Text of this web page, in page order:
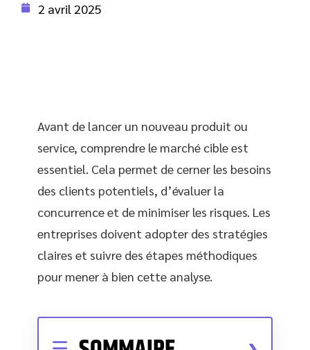
2 avril 2025
Avant de lancer un nouveau produit ou
service, comprendre le marché cible est
essentiel. Cela permet de cerner les besoins
des clients potentiels, d’évaluer la
concurrence et de minimiser les risques. Les
entreprises doivent adopter des stratégies
claires et suivre des étapes méthodiques
pour mener à bien cette analyse.